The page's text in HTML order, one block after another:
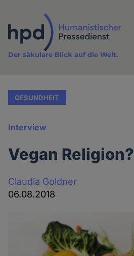
Inhalt
Der säkulare Blick auf die Welt.
GESUNDHEIT
Interview
Vegan Religion?
Claudia Goldner
06.08.2018